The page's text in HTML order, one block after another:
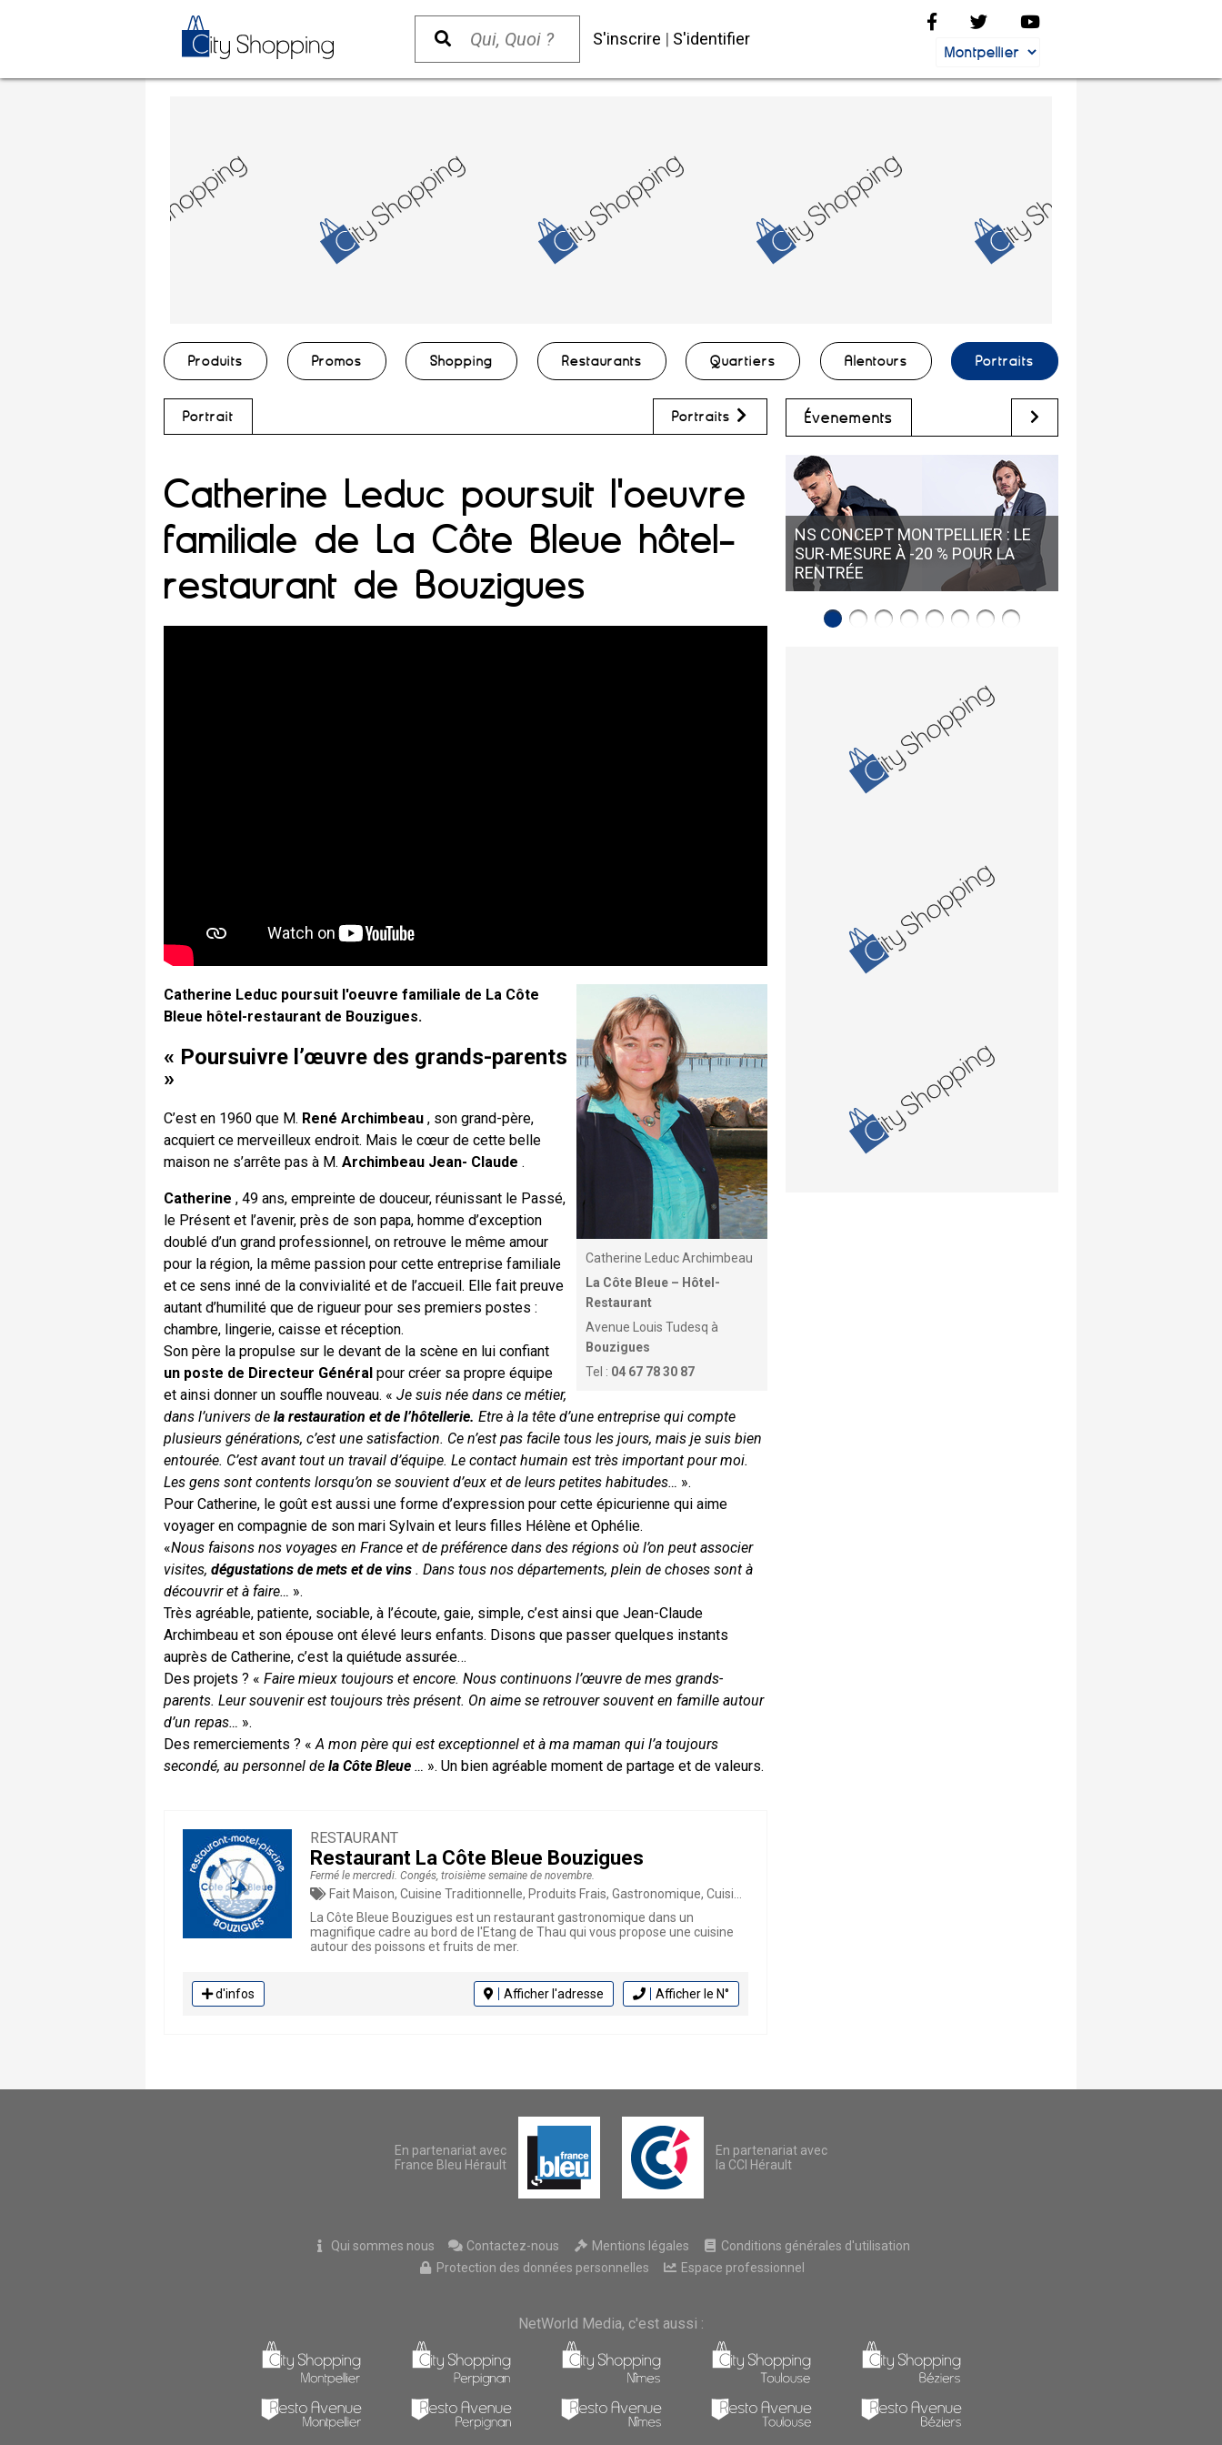
S'inscrire | S'identifier
Produits Promos Shopping Restaurants Quartiers Alentours Portraits
Portrait Portraits
Catherine Leduc poursuit l'oeuvre
familiale de La Côte Bleue hôtel-
restaurant de Bouzigues
Catherine Leduc Archimbeau
La Côte Bleue – Hôtel-
Restaurant
Avenue Louis Tudesq à
Bouzigues
Tel : 04 67 78 30 87
Catherine Leduc poursuit l'oeuvre familiale de La Côte
Bleue hôtel-restaurant de Bouzigues.
« Poursuivre l’œuvre des grands-parents
»
C’est en 1960 que M. René Archimbeau , son grand-père,
acquiert ce merveilleux endroit. Mais le cœur de cette belle
maison ne s’arrête pas à M. Archimbeau Jean- Claude .
Catherine , 49 ans, empreinte de douceur, réunissant le Passé,
le Présent et l’avenir, près de son papa, homme d’exception
doublé d’un grand professionnel, on retrouve le même amour
pour la région, la même passion pour cette entreprise familiale
et ce sens inné de la convivialité et de l’accueil. Elle fait preuve
autant d’humilité que de rigueur pour ses premiers postes :
chambre, lingerie, caisse et réception.
Son père la propulse sur le devant de la scène en lui confiant
un poste de Directeur Général pour créer sa propre équipe
et ainsi donner un souffle nouveau. « Je suis née dans ce métier,
dans l’univers de la restauration et de l’hôtellerie. Etre à la tête d’une entreprise qui compte
plusieurs générations, c’est une satisfaction. Ce n’est pas facile tous les jours, mais je suis bien
entourée. C’est avant tout un travail d’équipe. Le contact humain est très important pour moi.
Les gens sont contents lorsqu’on se souvient d’eux et de leurs petites habitudes… ».
Pour Catherine, le goût est aussi une forme d’expression pour cette épicurienne qui aime
voyager en compagnie de son mari Sylvain et leurs filles Hélène et Ophélie.
«Nous faisons nos voyages en France et de préférence dans des régions où l’on peut associer
visites, dégustations de mets et de vins . Dans tous nos départements, plein de choses sont à
découvrir et à faire… ».
Très agréable, patiente, sociable, à l’écoute, gaie, simple, c’est ainsi que Jean-Claude
Archimbeau et son épouse ont élevé leurs enfants. Disons que passer quelques instants
auprès de Catherine, c’est la quiétude assurée…
Des projets ? « Faire mieux toujours et encore. Nous continuons l’œuvre de mes grands-
parents. Leur souvenir est toujours très présent. On aime se retrouver souvent en famille autour
d’un repas… ».
Des remerciements ? «A mon père qui est exceptionnel et à ma maman qui l’a toujours
secondé, au personnel de la Côte Bleue … ». Un bien agréable moment de partage et de valeurs.
RESTAURANT
Restaurant La Côte Bleue Bouzigues
Fermé le mercredi. Congés, troisième semaine de novembre.
Fait Maison, Cuisine Traditionnelle, Produits Frais, Gastronomique, Cuisine Française, Poissons et Fruits de Mer
La Côte Bleue Bouzigues est un restaurant gastronomique dans un
magnifique cadre au bord de l'Etang de Thau qui vous propose une cuisine
autour des poissons et fruits de mer.
d'infos Afficher l'adresse Afficher le N°
Évènements
NS CONCEPT MONTPELLIER : LE
SUR-MESURE À -20 % POUR LA
RENTRÉE
En partenariat avec
France Bleu Hérault
En partenariat avec
la CCI Hérault
Qui sommes nous Contactez-nous Mentions légales
Conditions générales d'utilisation
Protection des données personnelles
Espace professionnel
NetWorld Media, c'est aussi :